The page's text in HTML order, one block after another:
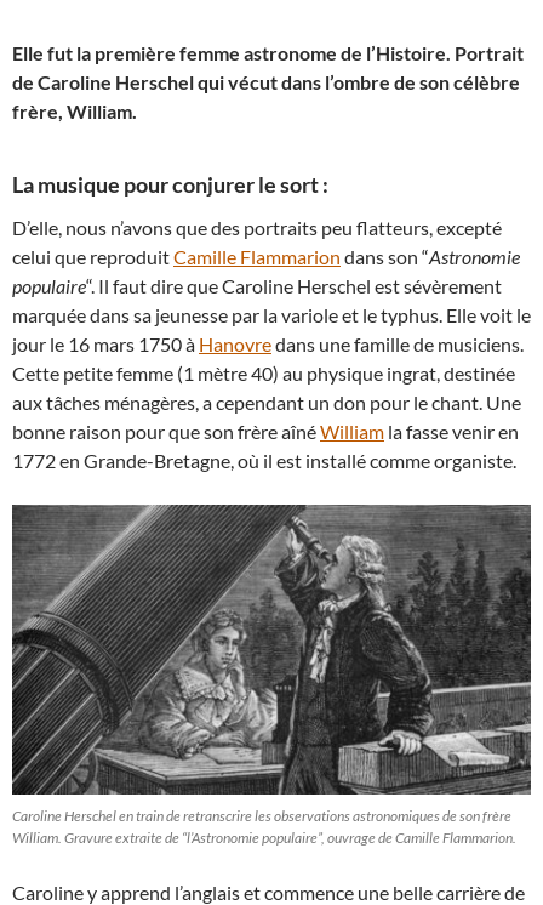
Elle fut la première femme astronome de l’Histoire. Portrait
de Caroline Herschel qui vécut dans l’ombre de son célèbre
frère, William.
La musique pour conjurer le sort :
D’elle, nous n’avons que des portraits peu flatteurs, excepté
celui que reproduitCamille Flammarion dans son “Astronomie
populaire“. Il faut dire que Caroline Herschel est sévèrement
marquée dans sa jeunesse par la variole et le typhus. Elle voit le
jour le 16 mars 1750 à Hanovredans une famille de musiciens.
Cette petite femme (1 mètre 40) au physique ingrat, destinée
aux tâches ménagères, a cependant un don pour le chant. Une
bonne raison pour que son frère aînéWilliam la fasse venir en
1772 en Grande-Bretagne, où il est installé comme organiste.
Caroline Herschel en train de retranscrire les observations astronomiques de son frère
William. Gravure extraite de “l’Astronomie populaire”, ouvrage de Camille Flammarion.
Caroline y apprend l’anglais et commence une belle carrière de